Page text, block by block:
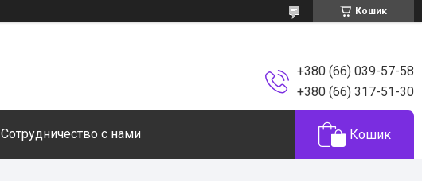
Кошик
+380 (66) 039-57-58
+380 (66) 317-51-30
Сотрудничество с нами Кошик